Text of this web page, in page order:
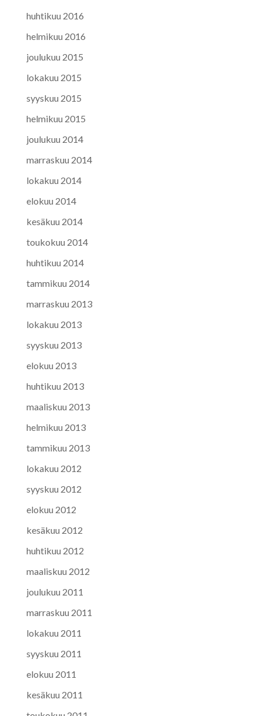
huhtikuu 2016
helmikuu 2016
joulukuu 2015
lokakuu 2015
syyskuu 2015
helmikuu 2015
joulukuu 2014
marraskuu 2014
lokakuu 2014
elokuu 2014
kesäkuu 2014
toukokuu 2014
huhtikuu 2014
tammikuu 2014
marraskuu 2013
lokakuu 2013
syyskuu 2013
elokuu 2013
huhtikuu 2013
maaliskuu 2013
helmikuu 2013
tammikuu 2013
lokakuu 2012
syyskuu 2012
elokuu 2012
kesäkuu 2012
huhtikuu 2012
maaliskuu 2012
joulukuu 2011
marraskuu 2011
lokakuu 2011
syyskuu 2011
elokuu 2011
kesäkuu 2011